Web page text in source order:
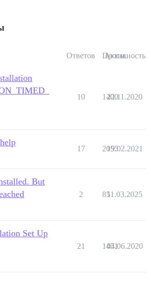
Ответов Просм.
Активность
10 1400
22.11.2020
17 2055
19.02.2021
But
2 8511.03.2025
Set Up
21 1451
04.06.2020